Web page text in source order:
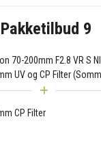
Pakketilbud 9
70-200mm F2.8 VR S
UV og CP Filter
CP Filter